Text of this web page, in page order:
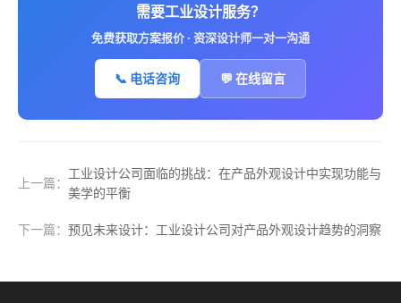
需要工业设计服务？
免费获取方案报价 · 资深设计师一对一沟通
📞 电话咨询 💬 在线留言
上一篇：
工业设计公司面临的挑战：在产品外观设计中实现功能与
美学的平衡
下一篇： 预见未来设计：工业设计公司对产品外观设计趋势的洞察